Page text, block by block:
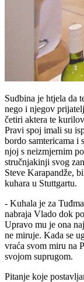
Sudbina je htjela da
nego i njegov
četiri aktera te
Pravi spoj imali su
bordo samtericama i
njoj s neizmjernim
stručnjakinji svog
Steve Karapandže,
kuhara u Stuttgartu.
- Kuhala je za
nabraja Vlado dok
Upravo mu je ona
ne miruje. Kada se
vraća svom miru na
svojom suprugom.
Pitanje koje